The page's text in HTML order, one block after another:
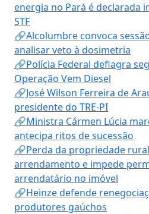
energia no Pará é declarada
STF
🔗Alcolumbre convoca
analisar veto à dosimetria
🔗Polícia Federal deflagra
Operação Vem Diesel
🔗José Wilson Ferreira de
presidente do TRE-PI
🔗Ministra Cármen Lúcia
antecipa ritos de sucessão
🔗Perda da propriedade
arrendamento e impede
arrendatário no imóvel
🔗Heinze defende
produtores gaúchos